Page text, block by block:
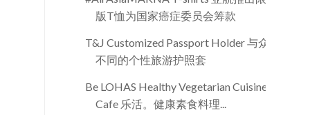
版T恤为国家癌症委员会筹款
T&J Customized Passport Holder 与众
不同的个性旅游护照套
Be LOHAS Healthy Vegetarian Cuisine
Cafe 乐活。健康素食料理...